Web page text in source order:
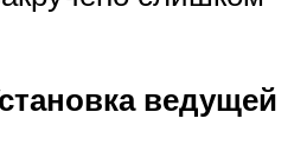
ведущей